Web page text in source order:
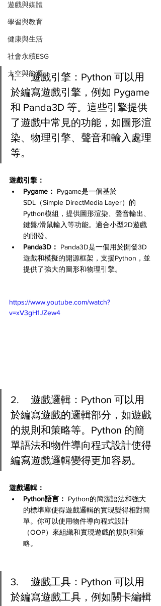
遊戲與媒體
學習與教育
健康與生活
社會永續ESG
太空與能源
1.	遊戲引擎：Python 可以用
於編寫遊戲引擎，例如 Pygame
和 Panda3D 等。這些引擎提供
了遊戲中常見的功能，如圖形渲
染、物理引擎、聲音和輸入處理
等。
遊戲引擎：
Pygame：
Pygame是一個基於
SDL（Simple DirectMedia Layer）的
Python模組，提供圖形渲染、聲音輸出、
鍵盤/滑鼠輸入等功能。適合小型2D遊戲
的開發。
Panda3D：
Panda3D是一個用於開發3D
遊戲和模擬的開源框架，支援Python，並
提供了強大的圖形和物理引擎。
https://www.youtube.com/watch?
v=xV3gH1JZew4
2.	遊戲邏輯：Python 可以用
於編寫遊戲的邏輯部分，如遊戲
的規則和策略等。Python 的簡
單語法和物件導向程式設計使得
編寫遊戲邏輯變得更加容易。
遊戲邏輯：
Python語言：
Python的簡潔語法和強大
的標準庫使得遊戲邏輯的實現變得相對簡
單。你可以使用物件導向程式設計
（OOP）來組織和實現遊戲的規則和策
略。
3.	遊戲工具：Python 可以用
於編寫遊戲工具，例如關卡編輯